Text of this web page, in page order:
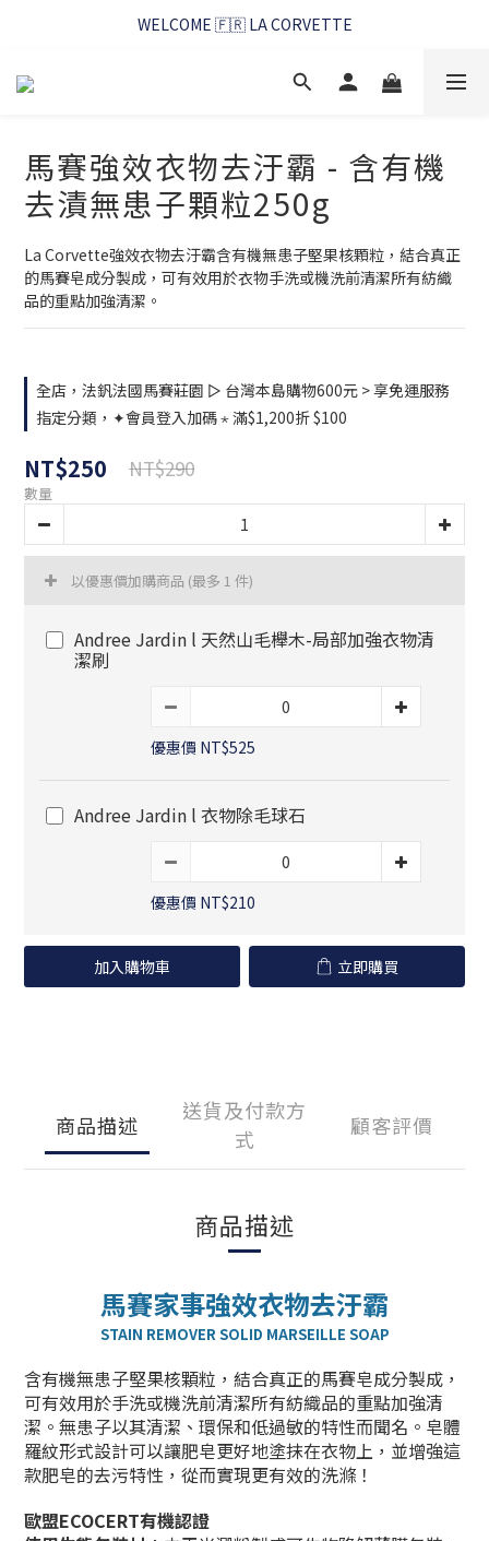
WELCOME 🇫🇷 LA CORVETTE
WELCOME 🇫🇷 LA CORVETTE
馬賽好友季~純淨清潔的相伴
馬賽強效衣物去汙霸 - 含有機
去漬無患子顆粒250g
La Corvette強效衣物去汙霸含有機無患子堅果核顆粒，結合真正
的馬賽皂成分製成，可有效用於衣物手洗或機洗前清潔所有紡織
品的重點加強清潔。
全店，法釩法國馬賽莊園 ▻ 台灣本島購物600元 > 享免運服務
指定分類，✦會員登入加碼 ⋆ 滿$1,200折 $100
NT$250 NT$290
數量
以優惠價加購商品 (最多 1 件)
Andree Jardin l 天然山毛櫸木-局部加強衣物清
潔刷
優惠價 NT$525
Andree Jardin l 衣物除毛球石
優惠價 NT$210
加入購物車 立即購買
商品描述
送貨及付款方
式
顧客評價
商品描述
馬賽家事強效衣物去汙霸
STAIN REMOVER SOLID MARSEILLE SOAP
含有機無患子堅果核顆粒，結合真正的馬賽皂成分製成，
可有效用於手洗或機洗前清潔所有紡織品的重點加強清
潔。無患子以其清潔、環保和低過敏的特性而聞名。皂體
羅紋形式設計可以讓肥皂更好地塗抹在衣物上，並增強這
款肥皂的去污特性，從而實現更有效的洗滌！
歐盟ECOCERT有機認證